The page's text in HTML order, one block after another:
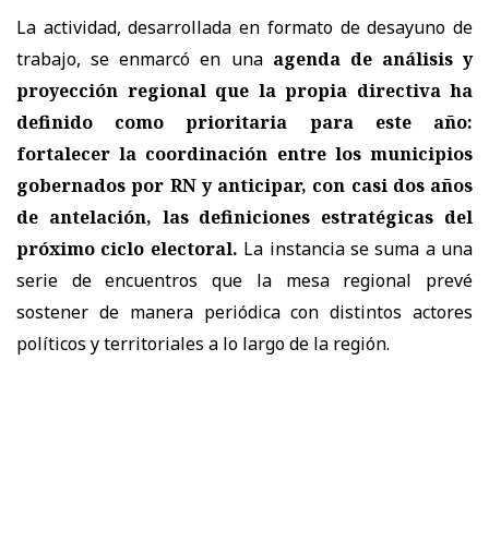
La actividad, desarrollada en formato de desayuno de
trabajo, se enmarcó en unaagenda de análisis y
proyección regional que la propia directiva ha
definido como prioritaria para este año:
fortalecer la coordinación entre los municipios
gobernados por RN y anticipar, con casi dos años
de antelación, las definiciones estratégicas del
próximo ciclo electoral. La instancia se suma a una
serie de encuentros que la mesa regional prevé
sostener de manera periódica con distintos actores
políticos y territoriales a lo largo de la región.